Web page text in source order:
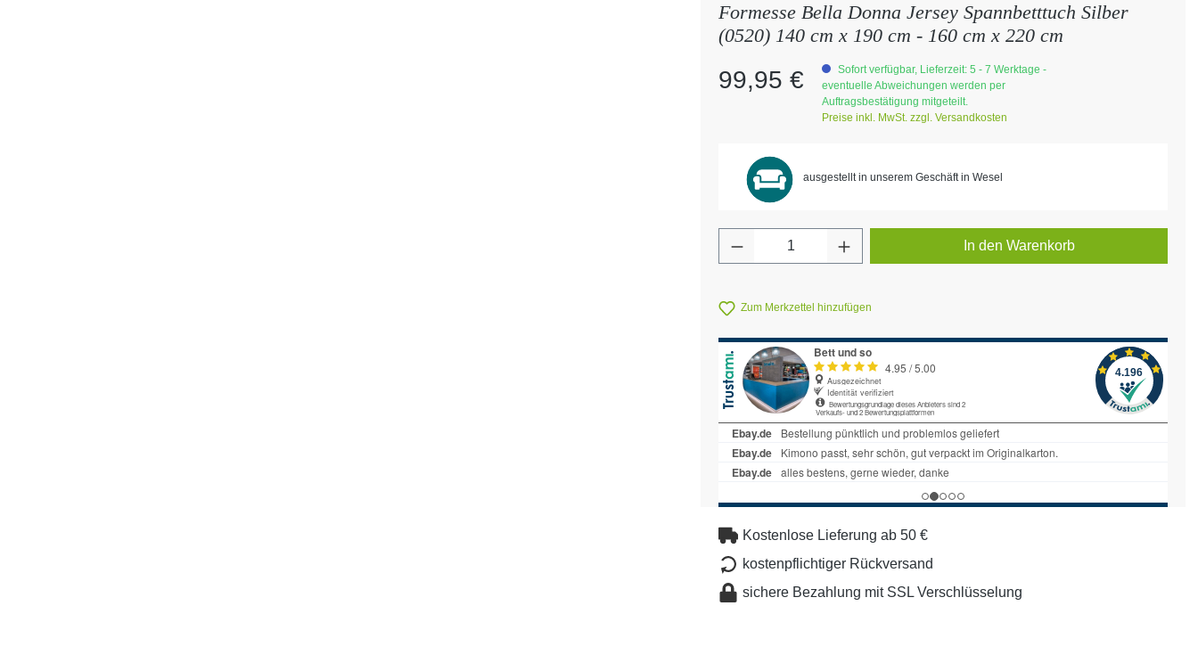
Formesse Bella Donna Jersey Spannbetttuch Silber
(0520) 140 cm x 190 cm - 160 cm x 220 cm
Regulärer Preis:
99,95 €
Sofort verfügbar, Lieferzeit: 5 - 7 Werktage -
eventuelle Abweichungen werden per
Auftragsbestätigung mitgeteilt.
Preise inkl. MwSt. zzgl. Versandkosten
ausgestellt in unserem Geschäft in Wesel
Produkt Anzahl: Gib den gewünschten Wert ein
In den Warenkorb
Zum Merkzettel hinzufügen
Kostenlose Lieferung ab 50 €
kostenpflichtiger Rückversand
sichere Bezahlung mit SSL Verschlüsselung